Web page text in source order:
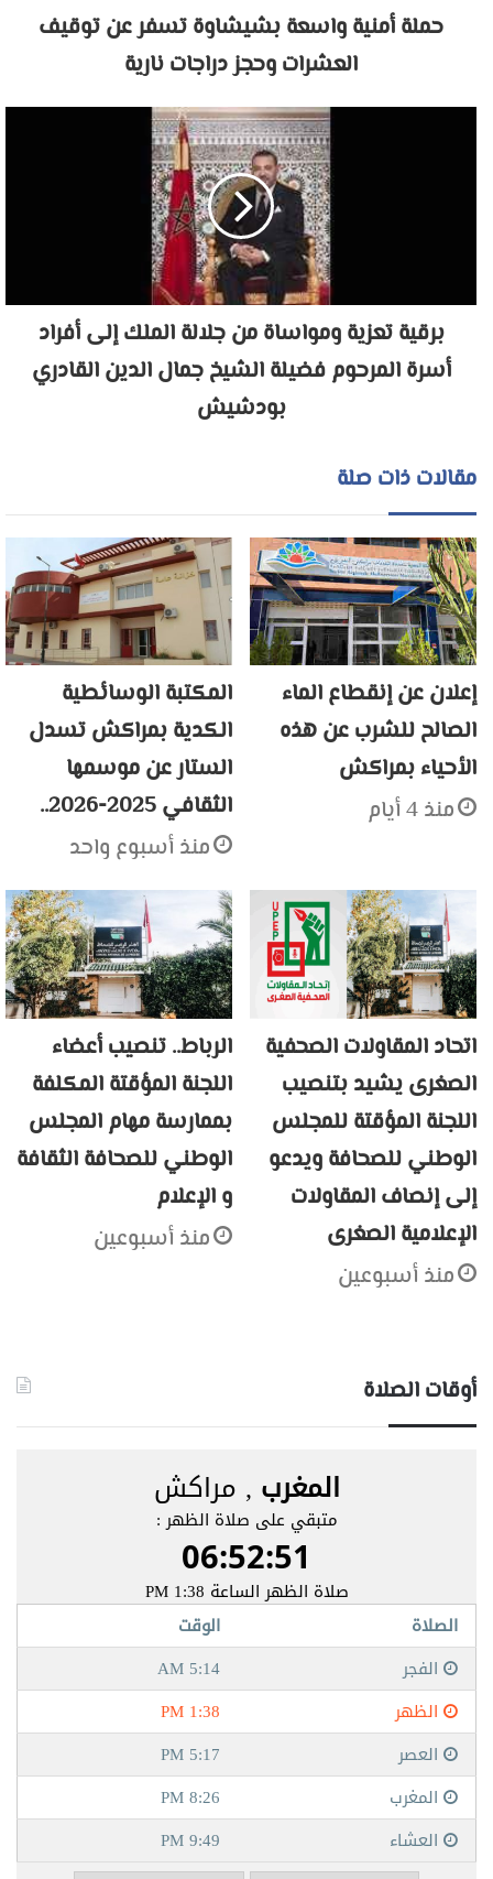
حملة أمنية واسعة بشيشاوة تسفر عن توقيف
العشرات وحجز دراجات نارية
برقية تعزية ومواساة من جلالة الملك إلى أفراد
أسرة المرحوم فضيلة الشيخ جمال الدين القادري
بودشيش
مقالات ذات صلة
إعلان عن إنقطاع الماء
الصالح للشرب عن هذه
الأحياء بمراكش
منذ 4 أيام
المكتبة الوسائطية
الكدية بمراكش تسدل
الستار عن موسمها
الثقافي 2025-2026..
منذ أسبوع واحد
اتحاد المقاولات الصحفية
الصغرى يشيد بتنصيب
اللجنة المؤقتة للمجلس
الوطني للصحافة ويدعو
إلى إنصاف المقاولات
الإعلامية الصغرى
منذ أسبوعين
الرباط.. تنصيب أعضاء
اللجنة المؤقتة المكلفة
بممارسة مهام المجلس
الوطني للصحافة الثقافة
و الإعلام
منذ أسبوعين
أوقات الصلاة